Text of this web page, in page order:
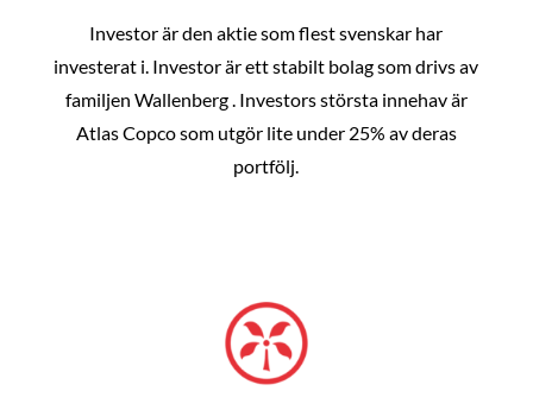
Investor är den aktie som flest svenskar har
investerat i. Investor är ett stabilt bolag som drivs av
familjen Wallenberg . Investors största innehav är
Atlas Copco som utgör lite under 25% av deras
portfölj.